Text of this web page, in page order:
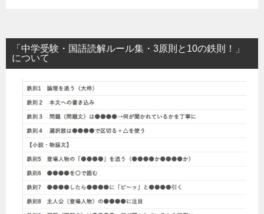
「中学受験・国語読解ルール集・3原則と10の鉄則！」
について